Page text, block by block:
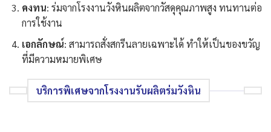
คงทน: ร่มจากโรงงานวังหินผลิตจากวัสดุคุณภาพสูง ทนทานต่อ
การใช้งาน
เอกลักษณ์: สามารถสั่งสกรีนลายเฉพาะได้ ทำให้เป็นของขวัญ
ที่มีความหมายพิเศษ
บริการพิเศษจากโรงงานรับผลิตร่มวังหิน